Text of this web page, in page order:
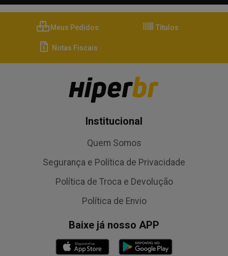
Meus Pedidos Títulos
Notas Fiscais
Institucional
Quem Somos
Segurança e Política de Privacidade
Política de Troca e Devolução
Política de Envio
Baixe já nosso APP